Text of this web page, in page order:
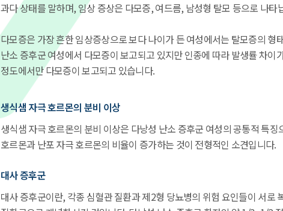
과다 상태를 말하며, 임상 증상은 다모증, 여드름, 남성형 탈모 등으로 나타
다모증은 가장 흔한 임상증상으로 보다 나이가 든 여성에서는 탈모증의 형
난소 증후군 여성에서 다모증이 보고되고 있지만 인종에 따라 발생률 차
정도에서만 다모증이 보고되고 있습니다.
생식샘 자극 호르몬의 분비 이상
생식샘 자극 호르몬의 분비 이상은 다낭성 난소 증후군 여성의 공통적 특
호르몬과 난포 자극 호르몬의 비율이 증가하는 것이 전형적인 소견입니다.
대사 증후군
대사 증후군이란, 각종 심혈관 질환과 제2형 당뇨병의 위험 요인들이 서로